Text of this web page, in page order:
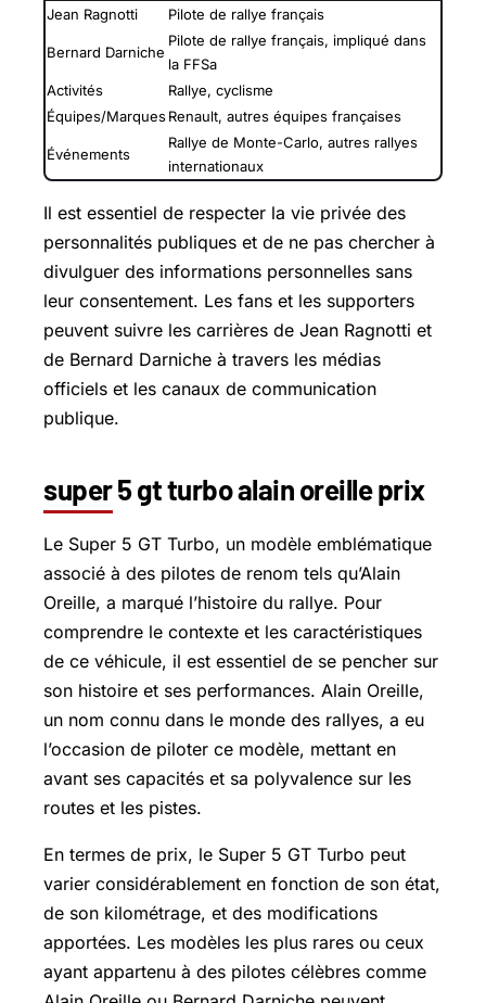
Jean Ragnotti Pilote de rallye français
Bernard Darniche
Pilote de rallye français, impliqué dans
la FFSa
Activités
Rallye, cyclisme
Équipes/MarquesRenault, autres équipes françaises
Événements
Rallye de Monte-Carlo, autres rallyes
internationaux
Il est essentiel de respecter la vie privée des
personnalités publiques et de ne pas chercher à
divulguer des informations personnelles sans
leur consentement. Les fans et les supporters
peuvent suivre les carrières de Jean Ragnotti et
de Bernard Darniche à travers les médias
officiels et les canaux de communication
publique.
super 5 gt turbo alain oreille prix
Le Super 5 GT Turbo, un modèle emblématique
associé à des pilotes de renom tels qu’Alain
Oreille, a marqué l’histoire du rallye. Pour
comprendre le contexte et les caractéristiques
de ce véhicule, il est essentiel de se pencher sur
son histoire et ses performances. Alain Oreille,
un nom connu dans le monde des rallyes, a eu
l’occasion de piloter ce modèle, mettant en
avant ses capacités et sa polyvalence sur les
routes et les pistes.
En termes de prix, le Super 5 GT Turbo peut
varier considérablement en fonction de son état,
de son kilométrage, et des modifications
apportées. Les modèles les plus rares ou ceux
ayant appartenu à des pilotes célèbres comme